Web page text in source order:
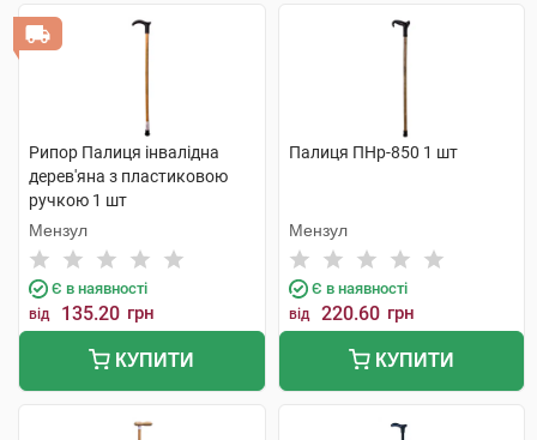
Рипор Палиця інвалідна
дерев'яна з пластиковою
ручкою 1 шт
Мензул
Є в наявності
від 135.20 грн
КУПИТИ
Палиця ПНр-850 1 шт
Мензул
Є в наявності
від 220.60 грн
КУПИТИ